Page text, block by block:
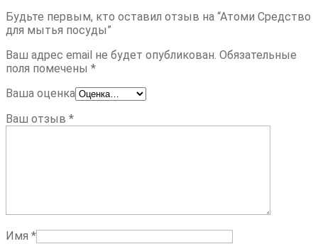
Будьте первым, кто оставил отзыв на “Атоми Средство
для мытья посуды”
Ваш адрес email не будет опубликован. Обязательные
поля помечены *
Ваша оценка
Ваш отзыв *
Имя *